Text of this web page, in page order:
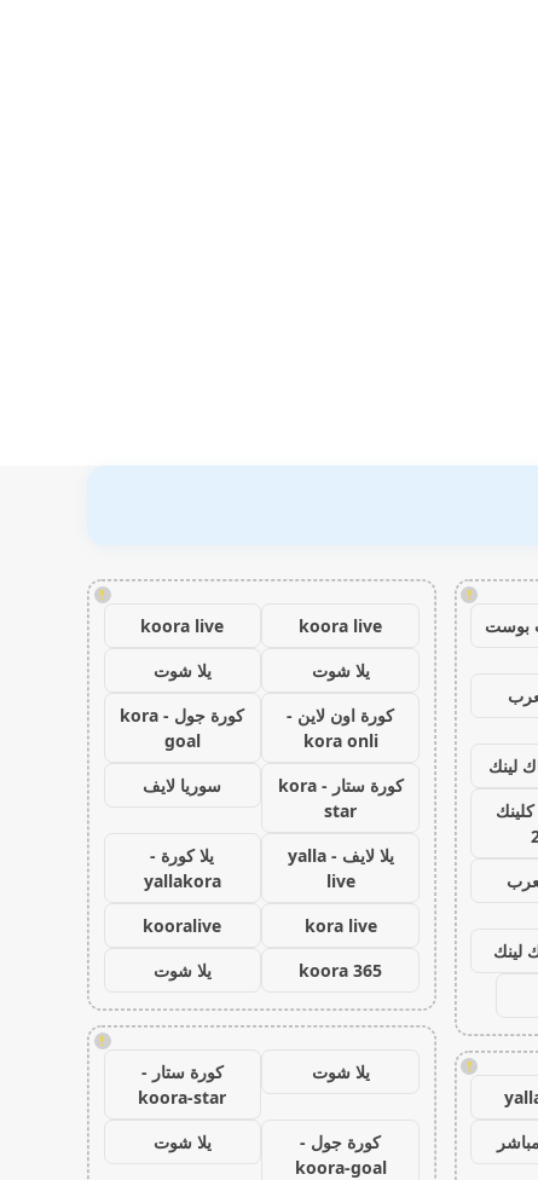
!
بوست
لينك
لينك
!
!
koora live
koora live
يلا شوت
يلا شوت
كورة اون لاين -
kora onli
كورة جول - kora
goal
كورة ستار - kora
star
سوريا لايف
يلا لايف - yalla
live
يلا كورة -
yallakora
kora live
kooralive
koora 365
يلا شوت
!
يلا شوت
كورة ستار -
koora-star
كورة جول -
koora-goal
يلا شوت